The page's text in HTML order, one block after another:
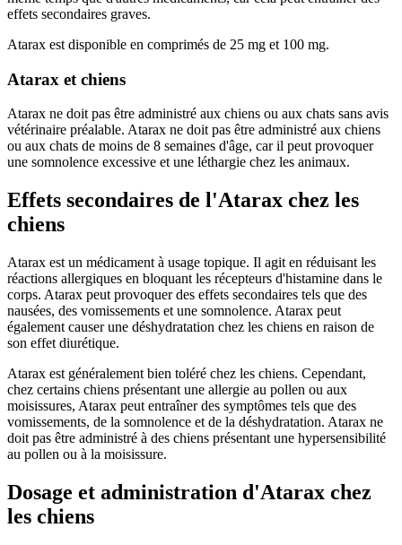
effets secondaires graves.
Atarax est disponible en comprimés de 25 mg et 100 mg.
Atarax et chiens
Atarax ne doit pas être administré aux chiens ou aux chats sans avis
vétérinaire préalable. Atarax ne doit pas être administré aux chiens
ou aux chats de moins de 8 semaines d'âge, car il peut provoquer
une somnolence excessive et une léthargie chez les animaux.
Effets secondaires de l'Atarax chez les
chiens
Atarax est un médicament à usage topique. Il agit en réduisant les
réactions allergiques en bloquant les récepteurs d'histamine dans le
corps. Atarax peut provoquer des effets secondaires tels que des
nausées, des vomissements et une somnolence. Atarax peut
également causer une déshydratation chez les chiens en raison de
son effet diurétique.
Atarax est généralement bien toléré chez les chiens. Cependant,
chez certains chiens présentant une allergie au pollen ou aux
moisissures, Atarax peut entraîner des symptômes tels que des
vomissements, de la somnolence et de la déshydratation. Atarax ne
doit pas être administré à des chiens présentant une hypersensibilité
au pollen ou à la moisissure.
Dosage et administration d'Atarax chez
les chiens